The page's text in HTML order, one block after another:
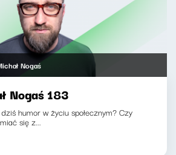
Nogaś
Nogaś 183
humor w życiu społecznym? Czy
się z...